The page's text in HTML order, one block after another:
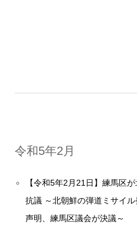
令和5年2月
【令和5年2月21日】練馬区
抗議 ～北朝鮮の弾道ミサイ
声明、練馬区議会が決議～